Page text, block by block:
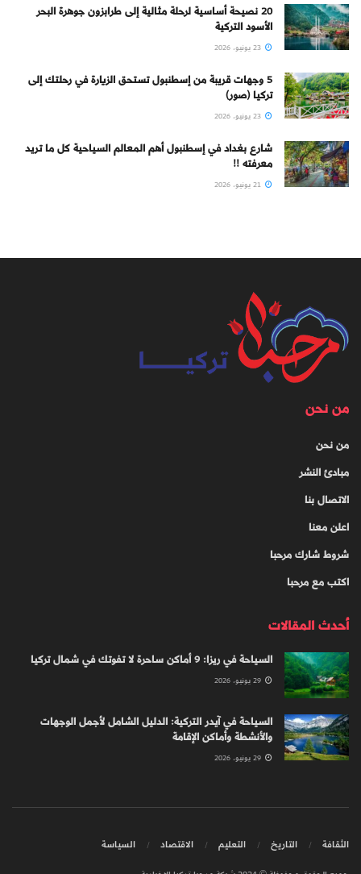
20 نصيحة أساسية لرحلة مثالية إلى طرابزون جوهرة البحر
الأسود التركية
5 وجهات قريبة من إسطنبول تستحق الزيارة في رحلتك إلى
تركيا (صور)
شارع بغداد في إسطنبول أهم المعالم السياحية كل ما تريد
معرفته !!
من نحن
من نحن
مبادئ النشر
الاتصال بنا
اعلن معنا
شروط شارك مرحبا
اكتب مع مرحبا
أحدث المقالات
السياحة في ريزا: 9 أماكن ساحرة لا تفوتك في شمال تركيا
السياحة في آيدر التركية: الدليل الشامل لأجمل الوجهات
والأنشطة وأماكن الإقامة
الثقافة التاريخ التعليم الاقتصاد السياسة